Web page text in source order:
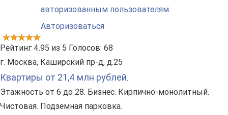
авторизованным пользователям.
Авторизоваться
Рейтинг 4.95 из 5 Голосов: 68
г. Москва, Каширский пр-д, д.25
Квартиры от 21,4 млн рублей.
Этажность от 6 до 28. Бизнес. Кирпично-монолитный.
Чистовая. Подземная парковка.